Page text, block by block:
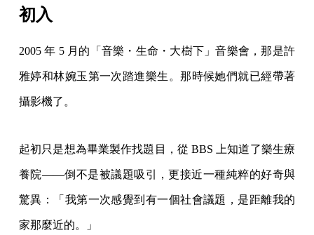
初入
2005 年 5 月的「音樂・生命・大樹下」音樂會，那是許
雅婷和林婉玉第一次踏進樂生。那時候她們就已經帶著
攝影機了。
起初只是想為畢業製作找題目，從 BBS 上知道了樂生療
養院——倒不是被議題吸引，更接近一種純粹的好奇與
驚異：「我第一次感覺到有一個社會議題，是距離我的
家那麼近的。」